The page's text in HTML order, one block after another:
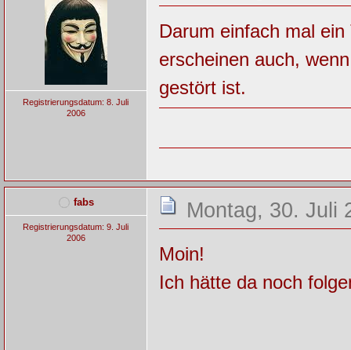
Registrierungsdatum: 8. Juli
2006
Darum einfach mal
erscheinen auch,
gestört ist.
fabs
Registrierungsdatum: 9. Juli
2006
Montag, 30. Juli
Moin!
Ich hätte da noch